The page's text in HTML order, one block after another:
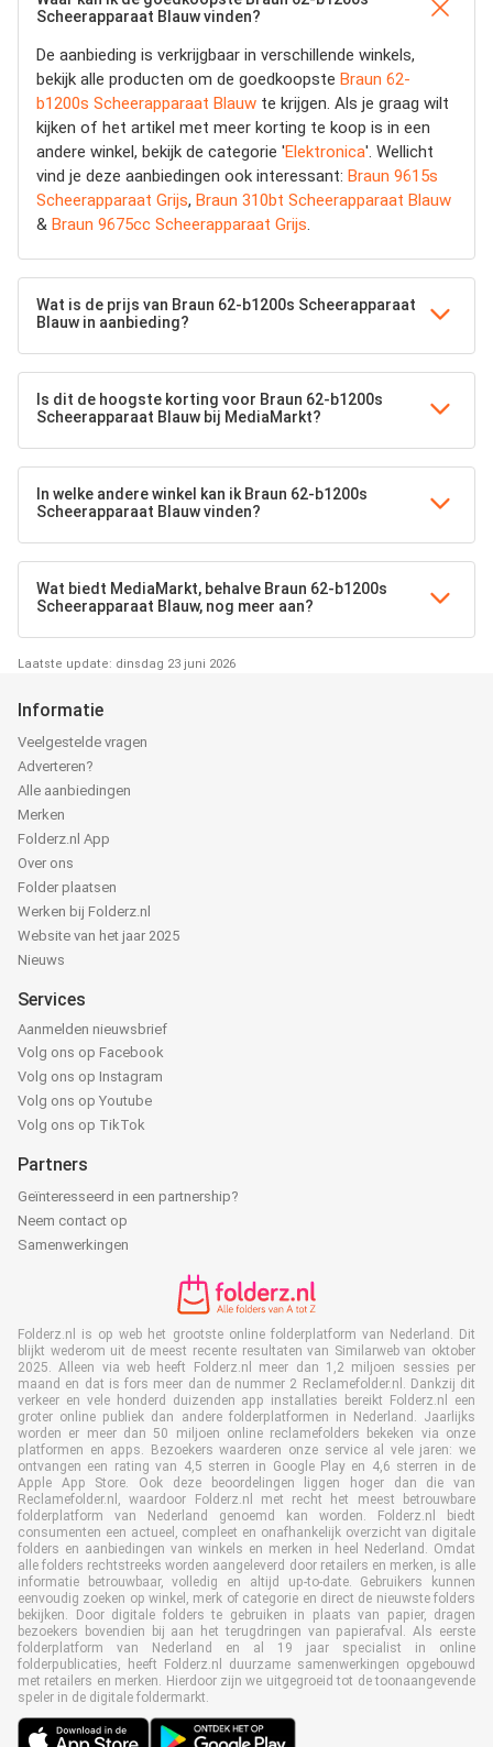
Scheerapparaat Blauw vinden?
De aanbieding is verkrijgbaar in verschillende winkels,
bekijk alle producten om de goedkoopste Braun 62-
b1200s Scheerapparaat Blauw te krijgen. Als je graag wilt
kijken of het artikel met meer korting te koop is in een
andere winkel, bekijk de categorie 'Elektronica'. Wellicht
vind je deze aanbiedingen ook interessant: Braun 9615s
Scheerapparaat Grijs, Braun 310bt Scheerapparaat Blauw
& Braun 9675cc Scheerapparaat Grijs.
Wat is de prijs van Braun 62-b1200s Scheerapparaat
Blauw in aanbieding?
Is dit de hoogste korting voor Braun 62-b1200s
Scheerapparaat Blauw bij MediaMarkt?
In welke andere winkel kan ik Braun 62-b1200s
Scheerapparaat Blauw vinden?
Wat biedt MediaMarkt, behalve Braun 62-b1200s
Scheerapparaat Blauw, nog meer aan?
Laatste update: dinsdag 23 juni 2026
Informatie
Veelgestelde vragen
Adverteren?
Alle aanbiedingen
Merken
Folderz.nl App
Over ons
Folder plaatsen
Werken bij Folderz.nl
Website van het jaar 2025
Nieuws
Services
Aanmelden nieuwsbrief
Volg ons op Facebook
Volg ons op Instagram
Volg ons op Youtube
Volg ons op TikTok
Partners
Geïnteresseerd in een partnership?
Neem contact op
Samenwerkingen
Folderz.nl is op web het grootste online folderplatform van Nederland. Dit
blijkt wederom uit de meest recente resultaten van Similarweb van oktober
2025. Alleen via web heeft Folderz.nl meer dan 1,2 miljoen sessies per
maand en dat is fors meer dan de nummer 2 Reclamefolder.nl. Dankzij dit
verkeer en vele honderd duizenden app installaties bereikt Folderz.nl een
groter online publiek dan andere folderplatformen in Nederland. Jaarlijks
worden er meer dan 50 miljoen online reclamefolders bekeken via onze
platformen en apps. Bezoekers waarderen onze service al vele jaren: we
ontvangen een rating van 4,5 sterren in Google Play en 4,6 sterren in de
Apple App Store. Ook deze beoordelingen liggen hoger dan die van
Reclamefolder.nl, waardoor Folderz.nl met recht het meest betrouwbare
folderplatform van Nederland genoemd kan worden. Folderz.nl biedt
consumenten een actueel, compleet en onafhankelijk overzicht van digitale
folders en aanbiedingen van winkels en merken in heel Nederland. Omdat
alle folders rechtstreeks worden aangeleverd door retailers en merken, is alle
informatie betrouwbaar, volledig en altijd up-to-date. Gebruikers kunnen
eenvoudig zoeken op winkel, merk of categorie en direct de nieuwste folders
bekijken. Door digitale folders te gebruiken in plaats van papier, dragen
bezoekers bovendien bij aan het terugdringen van papierafval. Als eerste
folderplatform van Nederland en al 19 jaar specialist in online
folderpublicaties, heeft Folderz.nl duurzame samenwerkingen opgebouwd
met retailers en merken. Hierdoor zijn we uitgegroeid tot de toonaangevende
speler in de digitale foldermarkt.